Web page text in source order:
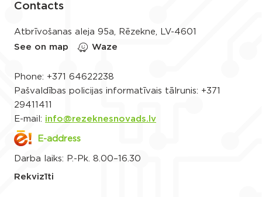
Contacts
Atbrīvošanas aleja 95a, Rēzekne, LV-4601
See on map
Waze
Phone: +371 64622238
Pašvaldības policijas informatīvais tālrunis: +371
29411411
E-mail: info@rezeknesnovads.lv
E-address
Darba laiks: P.-Pk. 8.00–16.30
Rekvizīti